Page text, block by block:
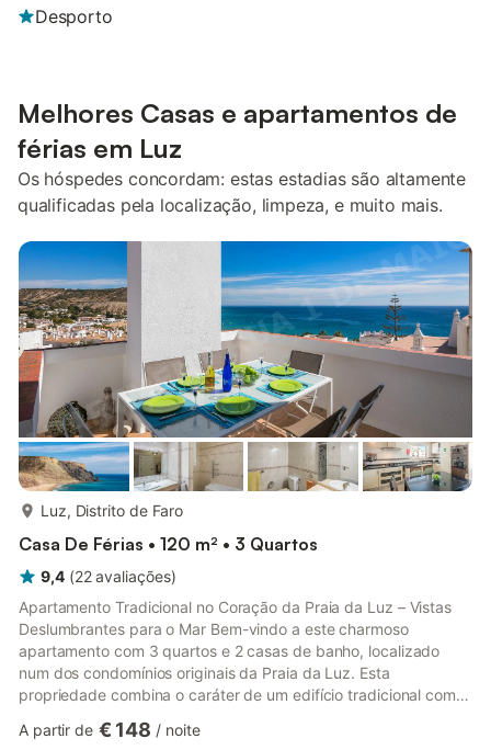
Desporto
Melhores Casas e apartamentos de
férias em Luz
Os hóspedes concordam: estas estadias são altamente
qualificadas pela localização, limpeza, e muito mais.
Luz, Distrito de Faro
Casa De Férias • 120 m² • 3 Quartos
9,4 (22 avaliações)
Apartamento Tradicional no Coração da Praia da Luz – Vistas
Deslumbrantes para o Mar Bem-vindo a este charmoso
apartamento com 3 quartos e 2 casas de banho, localizado
num dos condomínios originais da Praia da Luz. Esta
propriedade combina o caráter de um edifício tradicional com
procura ficar no coração vibrante da Luz. Localização
A partir de € 148 / noite